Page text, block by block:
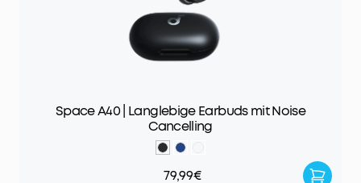
Space A40 | Langlebige Earbuds mit Noise
Cancelling
79,99€